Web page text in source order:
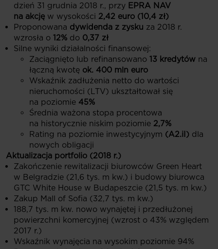
dzień 31 grudnia 2018 r., przy EPRA NAV
na akcję w wysokości 2,42 euro (10,4 zł)
Proponowana dywidenda z zysku za 2018 r.
wzrosła o 12% do 0,37 zł
Silne wyniki działalności finansowej:
Zaciągnięto lub refinansowano 13 kredytów na
łączną kwotę ok. 400 mln euro
Wskaźnik zadłużenia netto do wartości
nieruchomości (LTV) ukształtował się
na poziomie 45%
Średnia ważona stopa procentowa
na historycznie niskim poziomie 2,7%
Rating na poziomie inwestycyjnym (A2.iI) dla
nowych obligacji
Aktualizacja portfolio (2018 r.)
Zakończenie rewitalizacji biurowców Green Heart
w Belgradzie (21,6 tys. m kw.) i budowy biurowca
GTC White House w Budapeszcie (21,5 tys. m kw.)
Zakup Mall of Sofia (32,7 tys. m kw.)
188,7 tys. m kw. nowo wynajętej i przedłużonej
powierzchni komercyjnej (wzrost o 43% względem
2017 r.)
Wskaźnik wynajęcia na wysokim poziomie 94%